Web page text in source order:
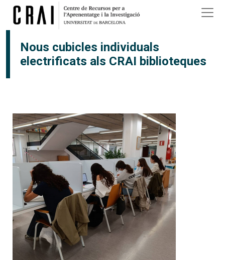
Vés al contingut
Nous cubicles individuals
electrificats als CRAI biblioteques
×